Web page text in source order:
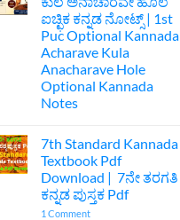
ಐಚ್ಛಿಕ ಕನ್ನಡ ನೋಟ್ಸ್ | 1st
Puc Optional Kannada
Acharave Kula
Anacharave Hole
Optional Kannada
Notes
on
ಪ್ರಥಮ
ಪಿಯುಸಿ
ಆಚಾರವೇ
ಕುಲ
ಅನಾಚಾರವೇ
ಹೊಲೆ
7th Standard Kannada
Textbook Pdf
Download | 7ನೇ ತರಗತಿ
ಕನ್ನಡ ಪುಸ್ತಕ Pdf
1 Commenton